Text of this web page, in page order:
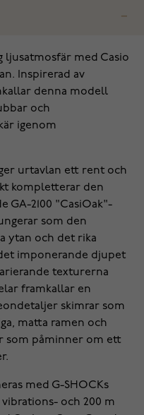
ljusatmosfär med Casio
Inspirerad av
denna modell
och
igenom
urtavlan ett rent och
kompletterar den
GA-2100 "CasiOak"-
som den
ytan och det rika
imponerande djupet
texturerna
framkallar en
skimrar som
matta ramen och
som påminner om ett
med G-SHOCKs
och 200 m